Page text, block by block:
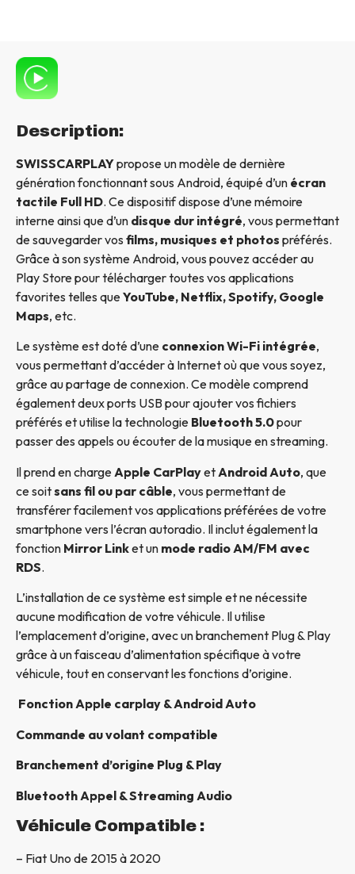
Description:
SWISSCARPLAYpropose un modèle de dernière
génération fonctionnant sous Android, équipé d’un écran
tactile Full HD. Ce dispositif dispose d’une mémoire
interne ainsi que d’un disque dur intégré, vous permettant
de sauvegarder vos films, musiques et photos préférés.
Grâce à son système Android, vous pouvez accéder au
Play Store pour télécharger toutes vos applications
favorites telles queYouTube, Netflix, Spotify, Google
Maps, etc.
Le système est doté d’une connexion Wi-Fi intégrée,
vous permettant d’accéder à Internet où que vous soyez,
grâce au partage de connexion. Ce modèle comprend
également deux ports USB pour ajouter vos fichiers
préférés et utilise la technologie Bluetooth 5.0pour
passer des appels ou écouter de la musique en streaming.
Il prend en charge Apple CarPlayet Android Auto, que
ce soitsans fil ou par câble, vous permettant de
transférer facilement vos applications préférées de votre
smartphone vers l’écran autoradio. Il inclut également la
fonction Mirror Linket un mode radio AM/FM avec
RDS.
L’installation de ce système est simple et ne nécessite
aucune modification de votre véhicule. Il utilise
l’emplacement d’origine, avec un branchement Plug & Play
grâce à un faisceau d’alimentation spécifique à votre
véhicule, tout en conservant les fonctions d’origine.
Fonction Apple carplay & Android Auto
Commande au volant compatible
Branchement d’origine Plug & Play
Bluetooth Appel & Streaming Audio
Véhicule Compatible :
– Fiat Uno de 2015 à 2020